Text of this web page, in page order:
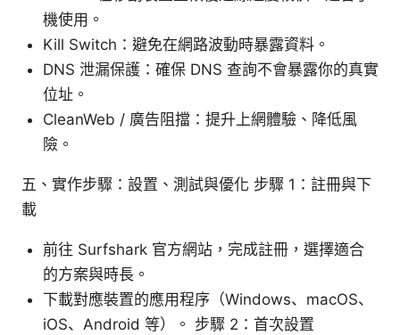
機使用。
Kill Switch：避免在網路波動時暴露資料。
DNS 泄漏保護：確保 DNS 查詢不會暴露你的真實
位址。
CleanWeb / 廣告阻擋：提升上網體驗、降低風
險。
五、實作步驟：設置、測試與優化 步驟 1：註冊與下
載
前往 Surfshark 官方網站，完成註冊，選擇適合
的方案與時長。
下載對應裝置的應用程序（Windows、macOS、
iOS、Android 等）。 步驟 2：首次設置